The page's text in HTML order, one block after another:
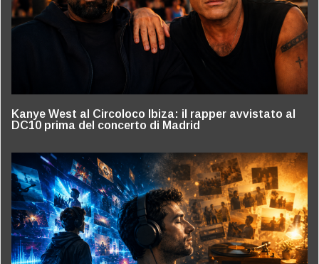
Kanye West al Circoloco Ibiza: il rapper avvistato al
DC10 prima del concerto di Madrid